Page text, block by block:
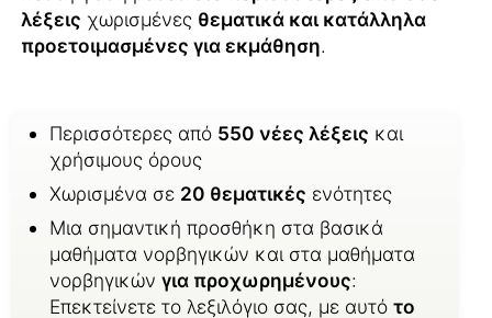
λέξεις χωρισμένες θεματικά και κατάλληλα
προετοιμασμένες για εκμάθηση.
Περισσότερες από 550 νέες λέξεις και
χρήσιμους όρους
Χωρισμένα σε 20 θεματικές ενότητες
Μια σημαντική προσθήκη στα βασικά
μαθήματα νορβηγικών και στα μαθήματα
νορβηγικών για προχωρημένους:
Επεκτείνετε το λεξιλόγιο σας, με αυτό το